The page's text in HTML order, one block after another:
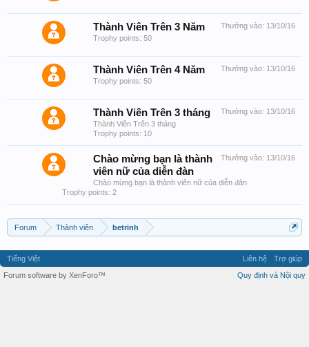
Thưởng vào: 13/10/16
Thành Viên Trên 3 Năm
Trophy points: 50
Thưởng vào: 13/10/16
Thành Viên Trên 4 Năm
Trophy points: 50
Thưởng vào: 13/10/16
Thành Viên Trên 3 tháng
Thành Viên Trên 3 tháng
Trophy points: 10
Thưởng vào: 13/10/16
Chào mừng bạn là thành
viên nữ của diễn đàn
Chào mừng bạn là thành viên nữ của diễn đàn
Trophy points: 2
Forum Thành viên betrinh
Tiếng Việt Liên hệ
Trợ giúp
Quy định và Nội quy
Forum software by XenForo™